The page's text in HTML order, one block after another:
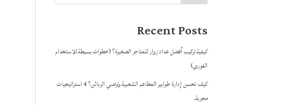
Recent Posts
كيفية تركيب أفضل عداد زوار للمتاجر الصغيرة؟ (خطوات بسيطة للاستخدام
الفوري)
كيف تحسن إدارة طوابير المطاعم الشعبية وترضي الزبائن؟ 4 استراتيجيات
مجربة.